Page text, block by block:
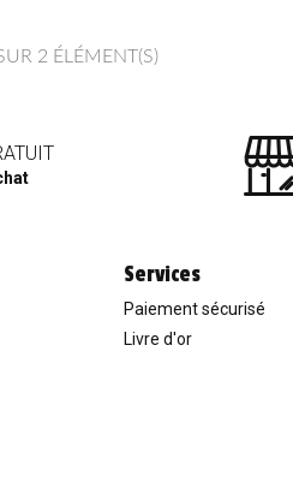
2 ÉLÉMENT(S)
Services
Paiement sécurisé
Livre d'or